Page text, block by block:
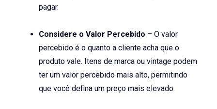
pagar.
Considere o Valor Percebido – O valor
percebido é o quanto a cliente acha que o
produto vale. Itens de marca ou vintage podem
ter um valor percebido mais alto, permitindo
que você defina um preço mais elevado.